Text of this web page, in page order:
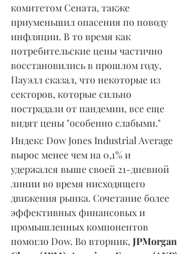
комитетом Сената, также
приуменьшил опасения по поводу
инфляции. В то время как
потребительские цены частично
восстановились в прошлом году,
Пауэлл сказал, что некоторые из
секторов, которые сильно
пострадали от пандемии, все еще
видят цены "особенно слабыми."
Индекс Dow Jones Industrial Average
вырос менее чем на 0,1% и
удержался выше своей 21-дневной
линии во время нисходящего
движения рынка. Сочетание более
эффективных финансовых и
промышленных компонентов
помогло Dow. Во вторник, JPMorgan